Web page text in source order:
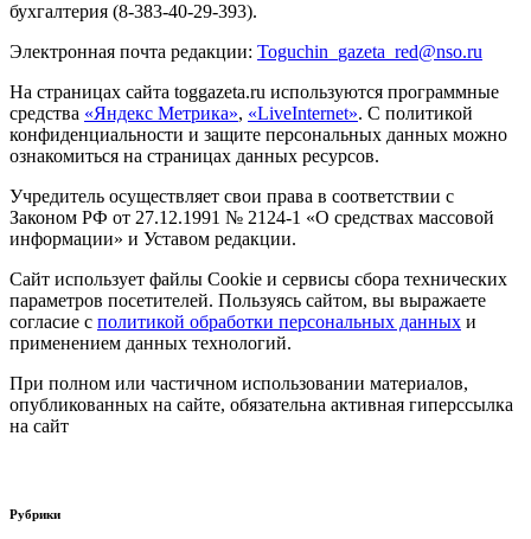
бухгалтерия (8-383-40-29-393).
Электронная почта редакции: Toguchin gazeta red@nso.ru
На страницах сайта toggazeta.ru используются программные
средства «Яндекс Метрика», «LiveInternet». С политикой
конфиденциальности и защите персональных данных можно
ознакомиться на страницах данных ресурсов.
Учредитель осуществляет свои права в соответствии с
Законом РФ от 27.12.1991 № 2124-1 «О средствах массовой
информации» и Уставом редакции.
Сайт использует файлы Cookie и сервисы сбора технических
параметров посетителей. Пользуясь сайтом, вы выражаете
согласие с политикой обработки персональных данных и
применением данных технологий.
При полном или частичном использовании материалов,
опубликованных на сайте, обязательна активная гиперссылка
на сайт
Рубрики